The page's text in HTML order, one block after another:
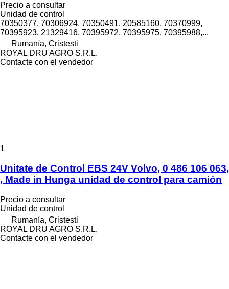
Precio a consultar
Unidad de control
70350377, 70306924, 70350491, 20585160, 70370999,
70395923, 21329416, 70395972, 70395975, 70395988,...
Rumanía, Cristesti
ROYAL DRU AGRO S.R.L.
Contacte con el vendedor
1
Unitate de Control EBS 24V Volvo, 0 486 106 063,
, Made in Hunga unidad de control para camión
Precio a consultar
Unidad de control
Rumanía, Cristesti
ROYAL DRU AGRO S.R.L.
Contacte con el vendedor